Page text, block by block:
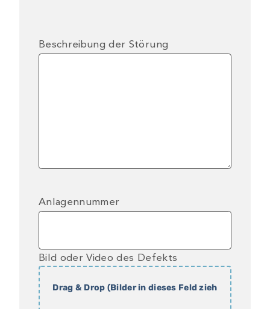
Beschreibung der Störung
Anlagennummer
Bild oder Video des Defekts
Drag & Drop (Bilder in dieses Feld ziehen)